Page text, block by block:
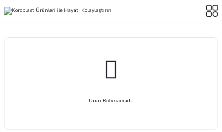
Ürün Bulunamadı.